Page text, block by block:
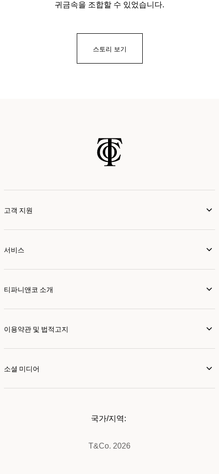
귀금속을 조합할 수 있었습니다.
스토리 보기
고객 지원
서비스
티파니앤코 소개
이용약관 및 법적고지
소셜 미디어
T&Co. 2026
국가/지역: